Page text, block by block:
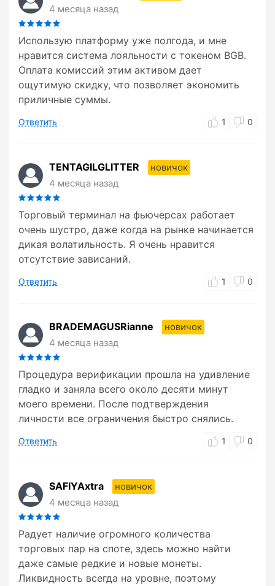
4 месяца назад
Использую платформу уже полгода, и мне
нравится система лояльности с токеном BGB.
Оплата комиссий этим активом дает
ощутимую скидку, что позволяет экономить
приличные суммы.
Ответить 1 0
TENTAGILGLITTER
новичок
4 месяца назад
Торговый терминал на фьючерсах работает
очень шустро, даже когда на рынке начинается
дикая волатильность. Я очень нравится
отсутствие зависаний.
Ответить 1 0
BRADEMAGUSRianne
новичок
4 месяца назад
Процедура верификации прошла на удивление
гладко и заняла всего около десяти минут
моего времени. После подтверждения
личности все ограничения быстро снялись.
Ответить 1 0
SAFIYAxtra
новичок
4 месяца назад
Радует наличие огромного количества
торговых пар на споте, здесь можно найти
даже самые редкие и новые монеты.
Ликвидность всегда на уровне, поэтому